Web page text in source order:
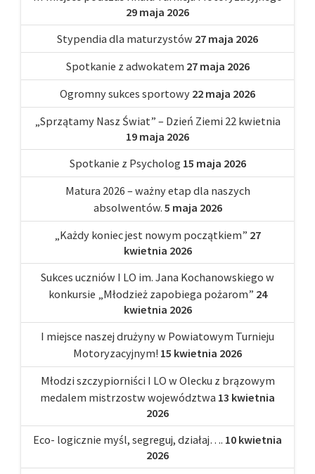
29 maja 2026
Stypendia dla maturzystów 27 maja 2026
Spotkanie z adwokatem 27 maja 2026
Ogromny sukces sportowy 22 maja 2026
„Sprzątamy Nasz Świat” – Dzień Ziemi 22 kwietnia
19 maja 2026
Spotkanie z Psycholog 15 maja 2026
Matura 2026 – ważny etap dla naszych
absolwentów. 5 maja 2026
„Każdy koniec jest nowym początkiem” 27
kwietnia 2026
Sukces uczniów I LO im. Jana Kochanowskiego w
konkursie „Młodzież zapobiega pożarom” 24
kwietnia 2026
I miejsce naszej drużyny w Powiatowym Turnieju
Motoryzacyjnym! 15 kwietnia 2026
Młodzi szczypiorniści I LO w Olecku z brązowym
medalem mistrzostw województwa 13 kwietnia
2026
Eco- logicznie myśl, segreguj, działaj…. 10 kwietnia
2026